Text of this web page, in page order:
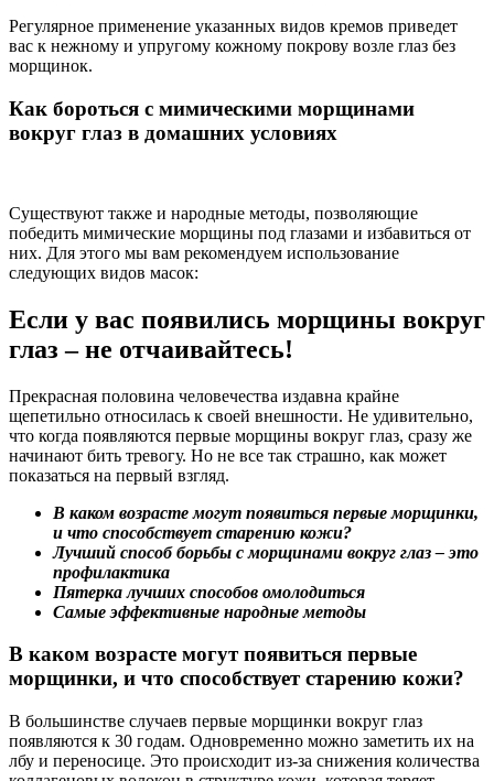
Регулярное применение указанных видов кремов приведет
вас к нежному и упругому кожному покрову возле глаз без
морщинок.
Как бороться с мимическими морщинами
вокруг глаз в домашних условиях
Существуют также и народные методы, позволяющие
победить мимические морщины под глазами и избавиться от
них. Для этого мы вам рекомендуем использование
следующих видов масок:
Если у вас появились морщины вокруг
глаз – не отчаивайтесь!
Прекрасная половина человечества издавна крайне
щепетильно относилась к своей внешности. Не удивительно,
что когда появляются первые морщины вокруг глаз, сразу же
начинают бить тревогу. Но не все так страшно, как может
показаться на первый взгляд.
В каком возрасте могут появиться первые морщинки,
и что способствует старению кожи?
Лучший способ борьбы с морщинами вокруг глаз – это
профилактика
Пятерка лучших способов омолодиться
Самые эффективные народные методы
В каком возрасте могут появиться первые
морщинки, и что способствует старению кожи?
В большинстве случаев первые морщинки вокруг глаз
появляются к 30 годам. Одновременно можно заметить их на
лбу и переносице. Это происходит из-за снижения количества